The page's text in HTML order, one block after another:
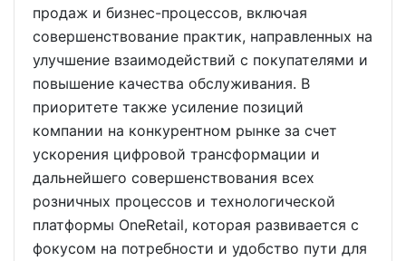
продаж и бизнес-процессов, включая
совершенствование практик, направленных на
улучшение взаимодействий с покупателями и
повышение качества обслуживания. В
приоритете также усиление позиций
компании на конкурентном рынке за счет
ускорения цифровой трансформации и
дальнейшего совершенствования всех
розничных процессов и технологической
платформы OneRetail, которая развивается с
фокусом на потребности и удобство пути для